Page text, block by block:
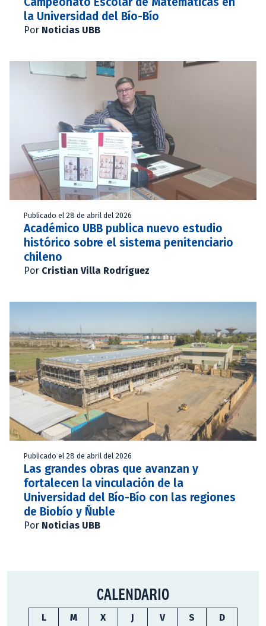
la Universidad del Bío-Bío
Por Noticias UBB
Publicado el 28 de abril del 2026
Académico UBB publica nuevo estudio
histórico sobre el sistema penitenciario
chileno
Por Cristian Villa Rodríguez
Publicado el 28 de abril del 2026
Las grandes obras que avanzan y
fortalecen la vinculación de la
Universidad del Bío-Bío con las regiones
de Biobío y Ñuble
Por Noticias UBB
CALENDARIO
L M X J V S
D